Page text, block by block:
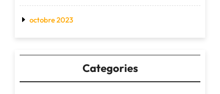
octobre 2023
Categories